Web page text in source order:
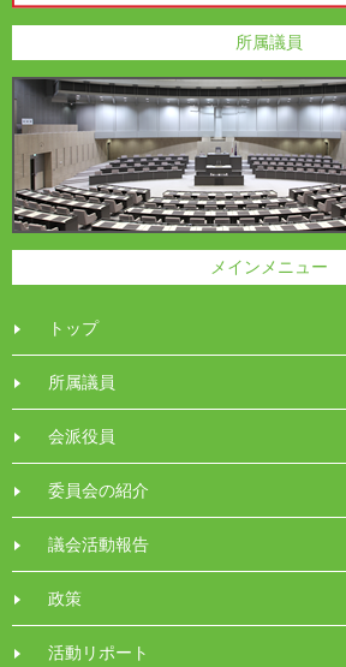
所属議員
メインメニュー
トップ
所属議員
会派役員
委員会の紹介
議会活動報告
政策
活動リポート